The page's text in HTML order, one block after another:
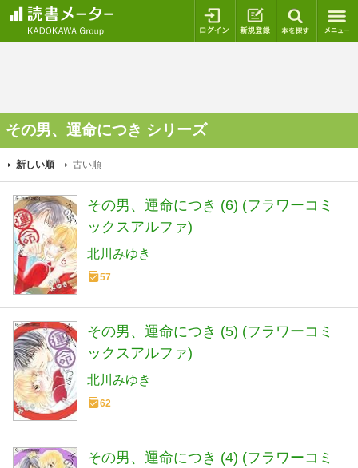
ログイン 新規登録
その男、運命につき シリーズ
新しい順 古い順
その男、運命につき (6) (フラワーコミ
ックスアルファ)
北川みゆき
57
その男、運命につき (5) (フラワーコミ
ックスアルファ)
北川みゆき
62
その男、運命につき (4) (フラワーコミ